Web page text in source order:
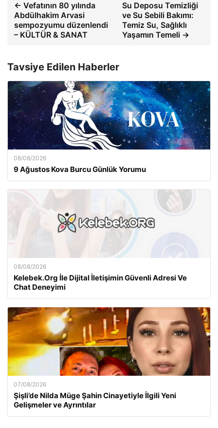
← Vefatının 80 yılında
Abdülhakim Arvasi
sempozyumu düzenlendi
– KÜLTÜR & SANAT
Su Deposu Temizliği
ve Su Sebili Bakımı:
Temiz Su, Sağlıklı
Yaşamın Temeli →
Tavsiye Edilen Haberler
08/08/2026
9 Ağustos Kova Burcu Günlük Yorumu
08/08/2026
Kelebek.Org İle Dijital İletişimin Güvenli Adresi Ve
Chat Deneyimi
07/08/2026
Şişli’de Nilda Müge Şahin Cinayetiyle İlgili Yeni
Gelişmeler ve Ayrıntılar